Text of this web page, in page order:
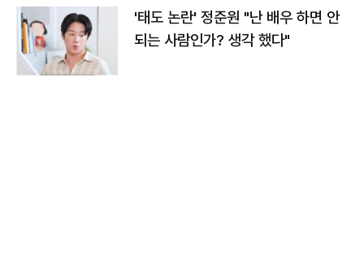
'태도 논란' 정준원 "난 배우 하면 안
되는 사람인가? 생각 했다"